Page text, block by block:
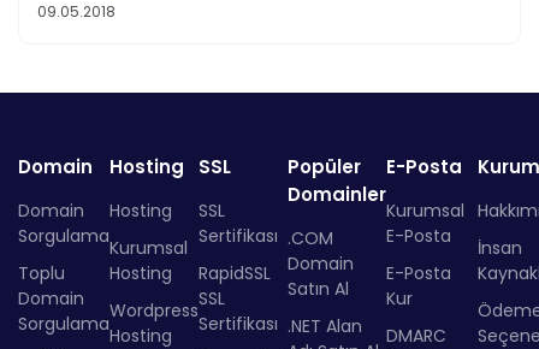
09.05.2018
Domain
Domain
Sorgulama
Toplu
Domain
Sorgulama
Hosting
Hosting
Kurumsal
Hosting
Wordpress
Hosting
SSL
SSL
Sertifikası
RapidSSL
SSL
Sertifikası
Popüler
Domainler
.COM
Domain
Satın Al
.NET Alan
E-Posta
Kurumsal
E-Posta
E-Posta
Kur
DMARC
İnsan